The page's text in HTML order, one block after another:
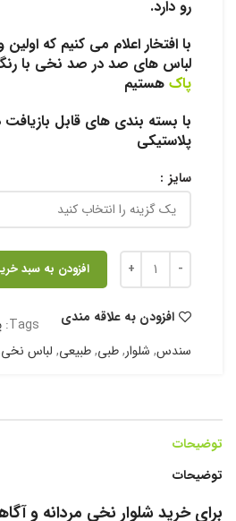
رو دارد.
با افتخار اعلام می کنیم که اولین
لباس های صد در صد نخی با
پاک هستیم
با بسته بندی های قابل
پلاستیکی
سایز
افزودن به سبد
افزودن به علاقه مندی Tags:
سندس, شلوار,طبی,طبیعی, لباس نخی
توضیحات
توضیحات
برای خرید شلوار نخی مردانه و